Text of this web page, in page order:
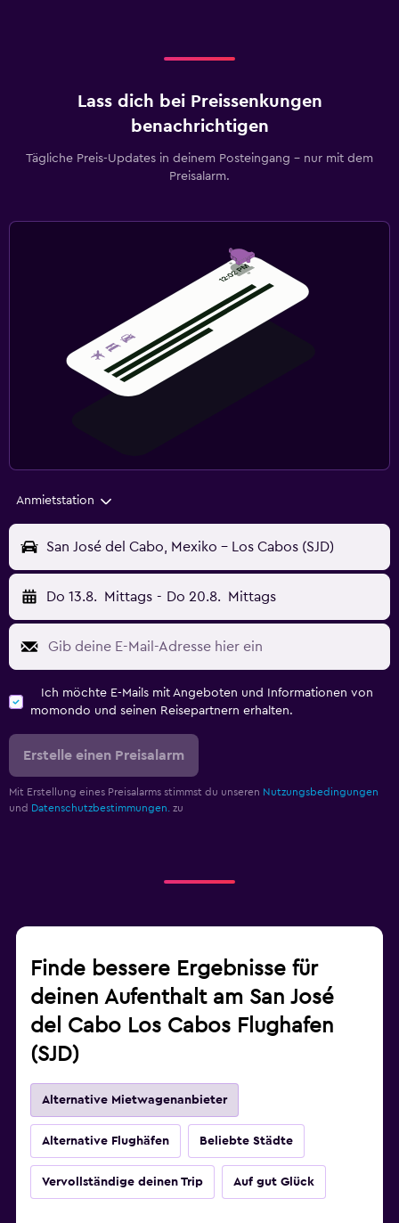
Lass dich bei Preissenkungen
benachrichtigen
Tägliche Preis-Updates in deinem Posteingang – nur mit dem
Preisalarm.
Anmietstation
San José del Cabo, Mexiko - Los Cabos (SJD)
Do 13.8. Mittags - Do 20.8. Mittags
Ich möchte E-Mails mit Angeboten und Informationen von
momondo und seinen Reisepartnern erhalten.
Erstelle einen Preisalarm
Mit Erstellung eines Preisalarms stimmst du unseren Nutzungsbedingungen
und Datenschutzbestimmungen. zu
Finde bessere Ergebnisse für
deinen Aufenthalt am San José
del Cabo Los Cabos Flughafen
(SJD)
Alternative Mietwagenanbieter
Alternative Flughäfen Beliebte Städte
Vervollständige deinen Trip Auf gut Glück